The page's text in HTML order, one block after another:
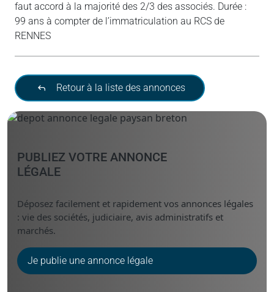
faut accord à la majorité des 2/3 des associés. Durée :
99 ans à compter de l’immatriculation au RCS de
RENNES
Retour à la liste des annonces
PUBLIEZ VOTRE ANNONCE
LÉGALE
Déposez facilement et rapidement vos annonces légales
: vie des sociétés, judiciaire, avis administratifs et
marchés.
Je publie une annonce légale